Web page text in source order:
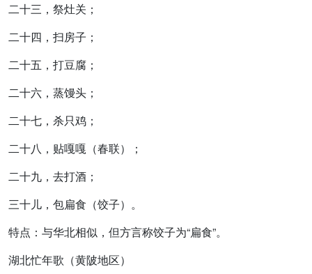
二十三，祭灶关；
二十四，扫房子；
二十五，打豆腐；
二十六，蒸馒头；
二十七，杀只鸡；
二十八，贴嘎嘎（春联）；
二十九，去打酒；
三十儿，包扁食（饺子）。
特点：与华北相似，但方言称饺子为“扁食”。
湖北忙年歌 （黄陂地区）